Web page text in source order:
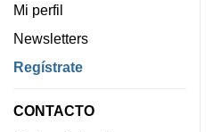
Mi perfil
Newsletters
Regístrate
CONTACTO